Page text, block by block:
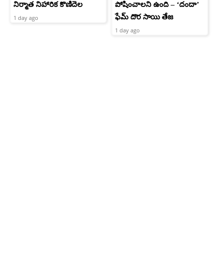
నిర్మాత నిహారిక కొణిదెల
1 day ago
పోషించాలని ఉంది – ‘దందా’
ఫేమ్ దొర సాయి తేజ
1 day ago